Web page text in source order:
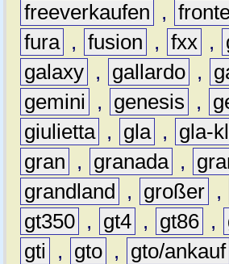
freeverkaufen
,
fura , fusion , fxx ,
galaxy , gallardo ,
gemini
, genesis ,
giulietta , gla , gla-
gran
, granada ,
grandland
, großer ,
gt350 , gt4 , gt86 ,
gti
, gto , gto/ankauf